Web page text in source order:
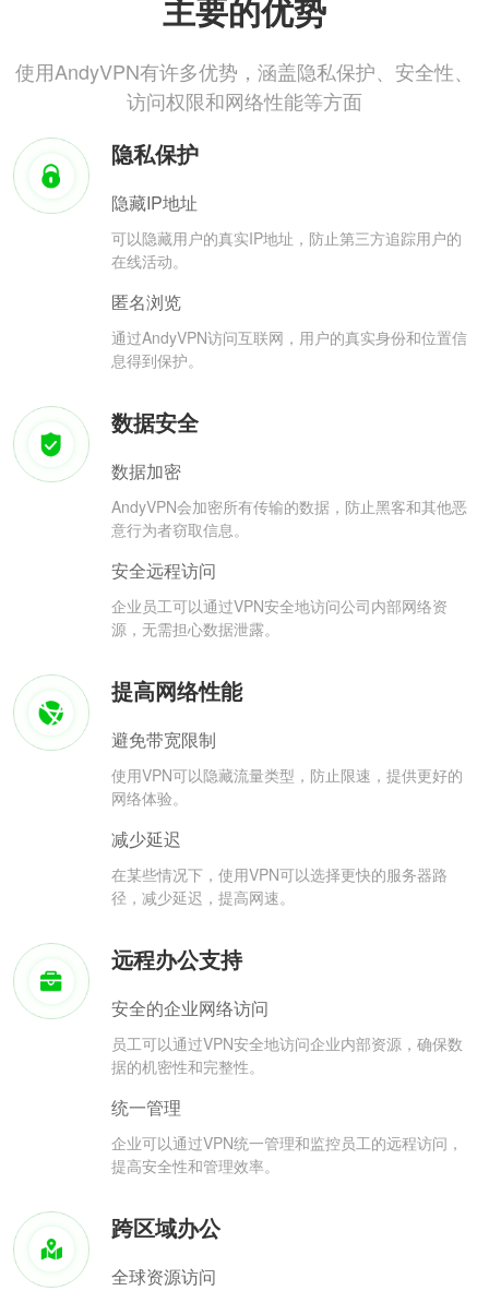
主要的优势
使用AndyVPN有许多优势，涵盖隐私保护、安全性、
访问权限和网络性能等方面
隐私保护
隐藏IP地址
可以隐藏用户的真实IP地址，防止第三方追踪用户的
在线活动。
匿名浏览
通过AndyVPN访问互联网，用户的真实身份和位置信
息得到保护。
数据安全
数据加密
AndyVPN会加密所有传输的数据，防止黑客和其他恶
意行为者窃取信息。
安全远程访问
企业员工可以通过VPN安全地访问公司内部网络资
源，无需担心数据泄露。
提高网络性能
避免带宽限制
使用VPN可以隐藏流量类型，防止限速，提供更好的
网络体验。
减少延迟
在某些情况下，使用VPN可以选择更快的服务器路
径，减少延迟，提高网速。
远程办公支持
安全的企业网络访问
员工可以通过VPN安全地访问企业内部资源，确保数
据的机密性和完整性。
统一管理
企业可以通过VPN统一管理和监控员工的远程访问，
提高安全性和管理效率。
跨区域办公
全球资源访问